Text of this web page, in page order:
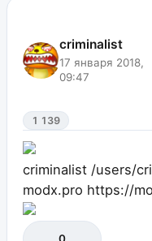
criminalist
17 января 2018,
09:47
1 139
criminalist /users/
modx.pro https://